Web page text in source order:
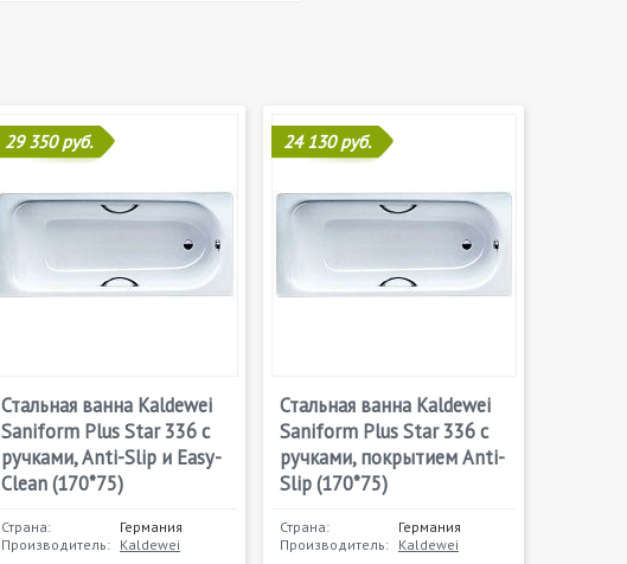
29 350 руб.
Стальная ванна Kaldewei
Saniform Plus Star 336 с
ручками, Anti-Slip и Easy-
Clean (170*75)
Страна:
Германия
Производитель: Kaldewei
24 130 руб.
Стальная ванна Kaldewei
Saniform Plus Star 336 с
ручками, покрытием Anti-
Slip (170*75)
Страна:
Германия
Производитель: Kaldewei